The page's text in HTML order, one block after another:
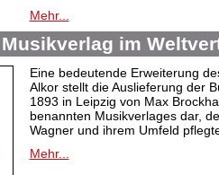
Mehr...
im
Eine bedeutende Erweiterung
Alkor stellt die Auslieferung der
1893 in Leipzig von Max
benannten Musikverlages dar,
Wagner und ihrem Umfeld
Mehr...